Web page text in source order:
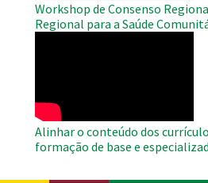
Workshop de Consenso
Regional para a Saúde
Alinhar o conteúdo dos
formação de base e